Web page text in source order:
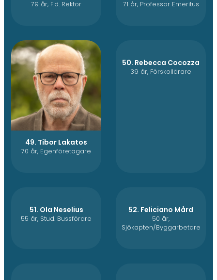
79 år, F.d. Rektor 71 år, Professor Emeritus
49. Tibor Lakatos
70 år, Egenföretagare
50. Rebecca Cocozza
39 år, Förskollärare
51. Ola Neselius
55 år, Stud. Bussförare
52. Feliciano Mård
50 år,
Sjökapten/Byggarbetare